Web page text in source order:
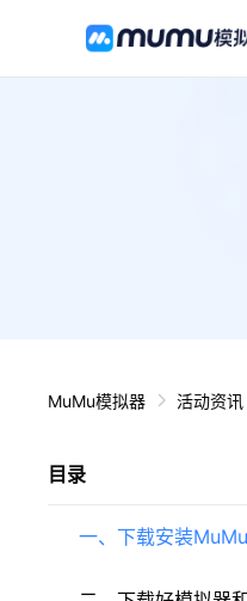
MuMu模拟器 活动资讯
目录
一、下载安装